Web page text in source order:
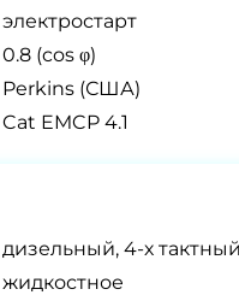
электростарт
0.8 (cos φ)
Perkins (США)
Cat EMCP 4.1
дизельный, 4-х тактный
жидкостное